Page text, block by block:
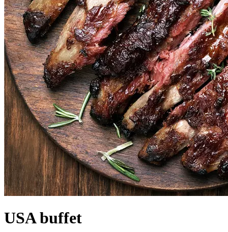
USA buffet